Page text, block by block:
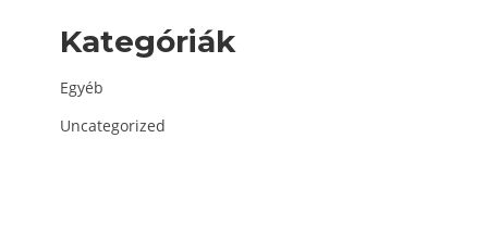
Kategóriák
Egyéb
Uncategorized